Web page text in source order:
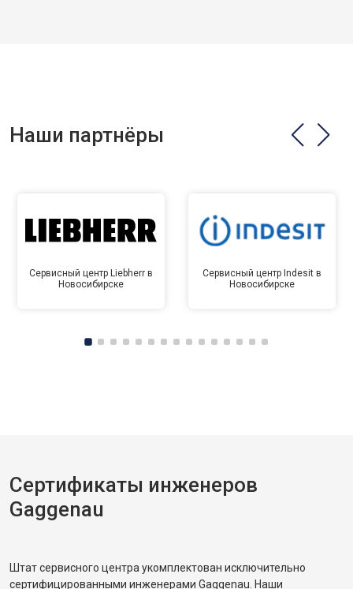
Наши партнёры
Сервисный центр Liebherr в
Новосибирске
Сервисный центр Indesit в
Новосибирске
Сертификаты инженеров
Gaggenau
Штат сервисного центра укомплектован исключительно
сертифицированными инженерами Gaggenau. Наши